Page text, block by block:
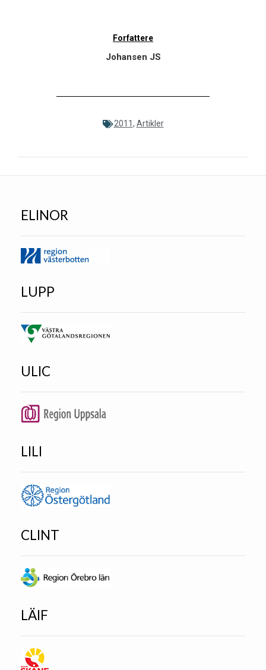
Forfattere
Johansen JS
2011, Artikler
ELINOR
LUPP
ULIC
LILI
CLINT
LÄIF